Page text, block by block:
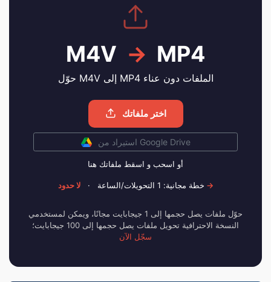
M4V → MP4
حوّل M4V إلى MP4 الملفات دون عناء
اختر ملفاتك
استيراد من Google Drive
أو اسحب و اسقط ملفاتك هنا
خطة مجانية: 1 التحويلات/الساعة · لا حدود →
حوّل ملفات يصل حجمها إلى 1 جيجابايت مجانًا، ويمكن لمستخدمي
النسخة الاحترافية تحويل ملفات يصل حجمها إلى 100 جيجابايت؛
سجّل الآن